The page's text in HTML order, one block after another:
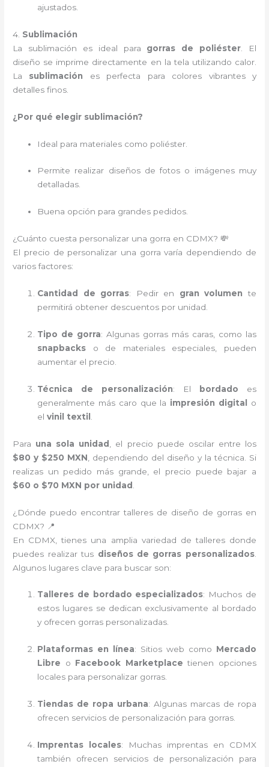
ajustados.
4. Sublimación
La sublimación es ideal para gorras de poliéster . El
diseño se imprime directamente en la tela utilizando calor.
La sublimación es perfecta para colores vibrantes y
detalles finos.
¿Por qué elegir sublimación?
Ideal para materiales como poliéster.
Permite realizar diseños de fotos o imágenes muy
detalladas.
Buena opción para grandes pedidos.
¿Cuánto cuesta personalizar una gorra en CDMX? 💸
El precio de personalizar una gorra varía dependiendo de
varios factores:
Cantidad de gorras: Pedir en gran volumen te
permitirá obtener descuentos por unidad.
Tipo de gorra: Algunas gorras más caras, como las
snapbacks o de materiales especiales, pueden
aumentar el precio.
Técnica de personalización: El bordado es
generalmente más caro que la impresión digital
o
elvinil textil
Para una sola unidad
, el precio puede oscilar entre los
$80 y $250 MXN , dependiendo del diseño y la técnica. Si
realizas un pedido más grande, el precio puede bajar a
$60 o $70 MXN por unidad
¿Dónde puedo encontrar talleres de diseño de gorras en
CDMX? 📍
En CDMX, tienes una amplia variedad de talleres donde
puedes realizar tus diseños de gorras personalizados.
Algunos lugares clave para buscar son:
Talleres de bordado especializados: Muchos de
estos lugares se dedican exclusivamente al bordado
y ofrecen gorras personalizadas.
Plataformas en línea: Sitios web como Mercado
Libre o Facebook Marketplace tienen opciones
locales para personalizar gorras.
Tiendas de ropa urbana: Algunas marcas de ropa
ofrecen servicios de personalización para gorras.
Imprentas locales: Muchas imprentas en CDMX
también ofrecen servicios de personalización para